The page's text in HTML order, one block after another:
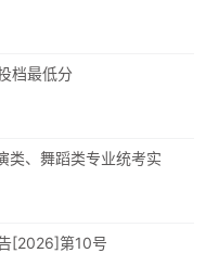
档最低分
类、舞蹈类专业统考实
[2026]第10号